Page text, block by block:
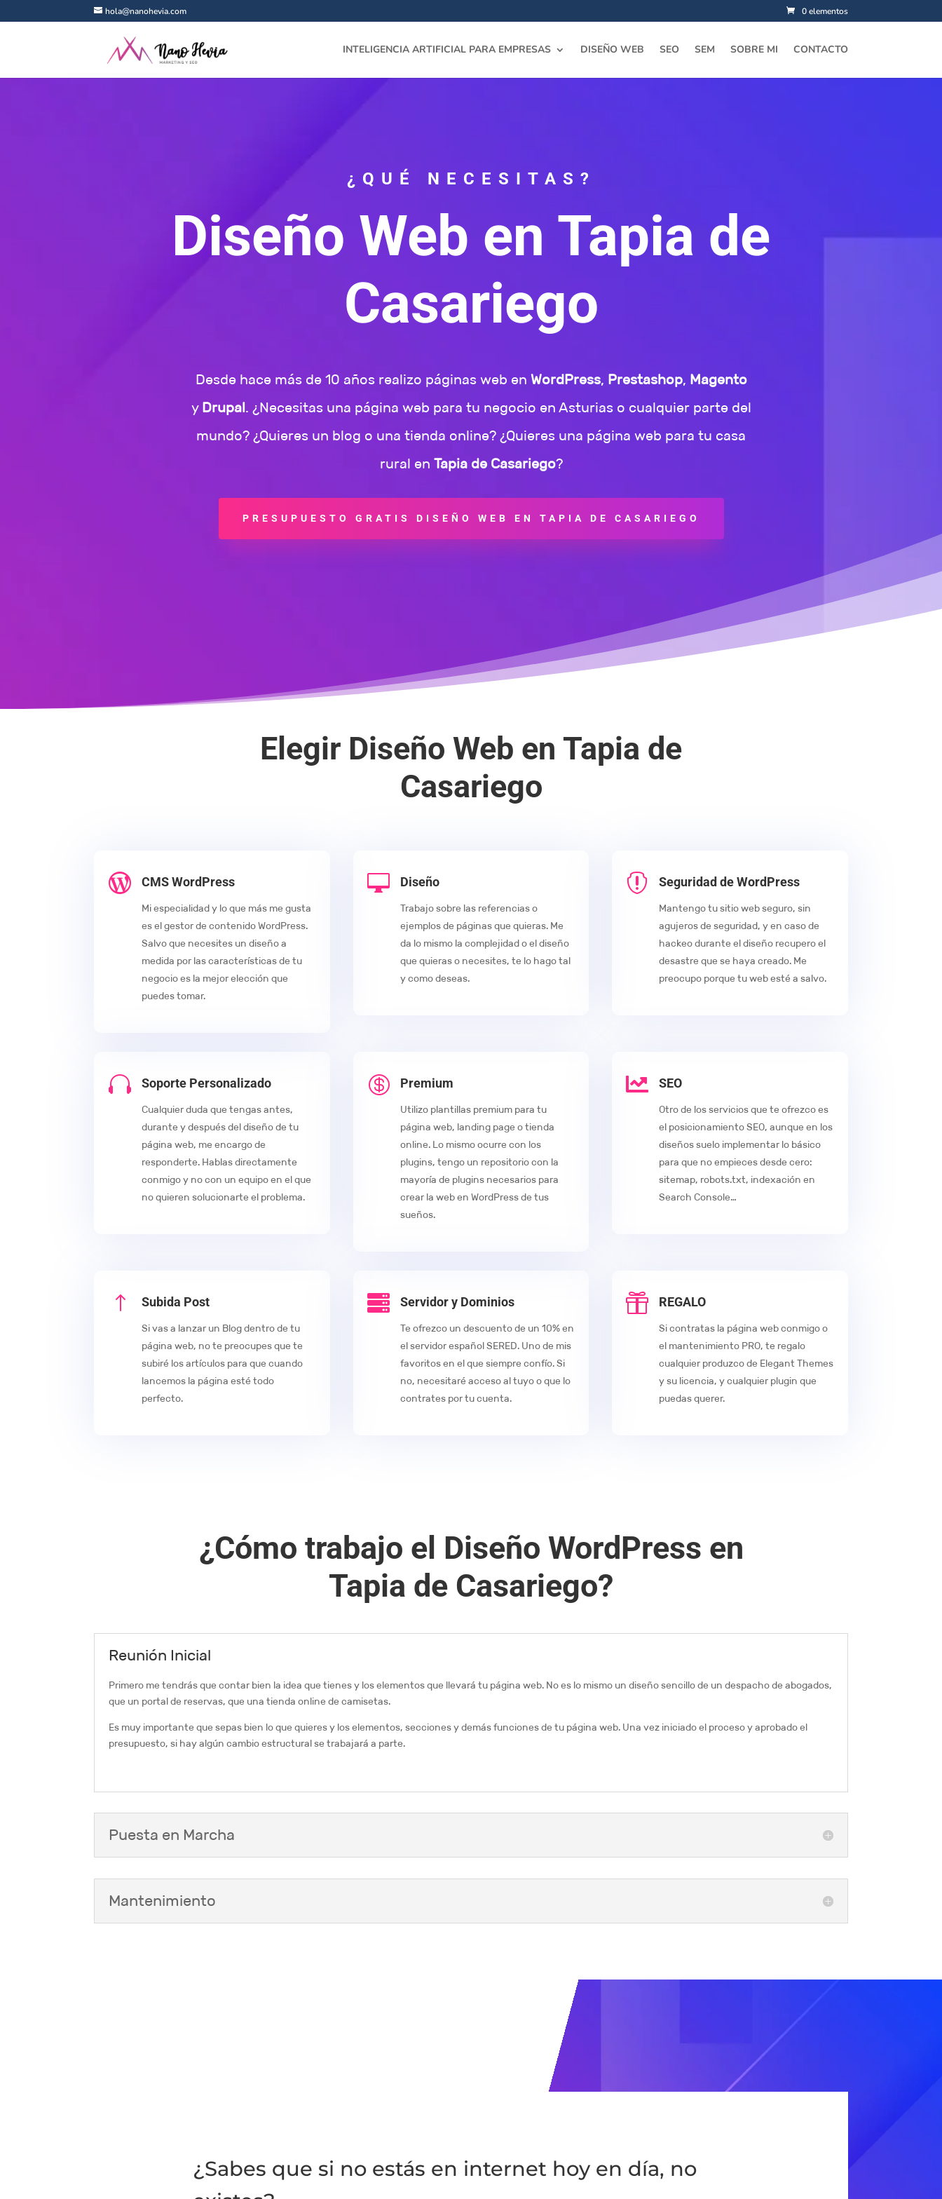
hola@nanohevia.com 0 elementos
INTELIGENCIA ARTIFICIAL PARA EMPRESAS DISEÑO WEB SEO SEM SOBRE MI CONTACTO
¿QUÉ NECESITAS?
Diseño Web en Tapia de
Casariego
Desde hace más de 10 años realizo páginas web en WordPress, Prestashop, Magento
y Drupal. ¿Necesitas una página web para tu negocio en Asturias o cualquier parte del
mundo? ¿Quieres un blog o una tienda online? ¿Quieres una página web para tu casa
rural en Tapia de Casariego?
PRESUPUESTO GRATIS DISEÑO WEB EN TAPIA DE CASARIEGO
Elegir Diseño Web en Tapia de
Casariego
 CMS WordPress
Mi especialidad y lo que más me gusta
es el gestor de contenido WordPress.
Salvo que necesites un diseño a
medida por las características de tu
negocio es la mejor elección que
puedes tomar.
 Diseño
Trabajo sobre las referencias o
ejemplos de páginas que quieras. Me
da lo mismo la complejidad o el diseño
que quieras o necesites, te lo hago tal
y como deseas.
 Seguridad de WordPress
Mantengo tu sitio web seguro, sin
agujeros de seguridad, y en caso de
hackeo durante el diseño recupero el
desastre que se haya creado. Me
preocupo porque tu web esté a salvo.
 Soporte Personalizado
Cualquier duda que tengas antes,
durante y después del diseño de tu
página web, me encargo de
responderte. Hablas directamente
conmigo y no con un equipo en el que
no quieren solucionarte el problema.
 Premium
Utilizo plantillas premium para tu
página web, landing page o tienda
online. Lo mismo ocurre con los
plugins, tengo un repositorio con la
mayoría de plugins necesarios para
crear la web en WordPress de tus
sueños.
 SEO
Otro de los servicios que te ofrezco es
el posicionamiento SEO, aunque en los
diseños suelo implementar lo básico
para que no empieces desde cero:
sitemap, robots.txt, indexación en
Search Console…
! Subida Post
Si vas a lanzar un Blog dentro de tu
página web, no te preocupes que te
subiré los artículos para que cuando
lancemos la página esté todo
perfecto.
 Servidor y Dominios
Te ofrezco un descuento de un 10% en
el servidor español SERED. Uno de mis
favoritos en el que siempre confío. Si
no, necesitaré acceso al tuyo o que lo
contrates por tu cuenta.
 REGALO
Si contratas la página web conmigo o
el mantenimiento PRO, te regalo
cualquier produzco de Elegant Themes
y su licencia, y cualquier plugin que
puedas querer.
¿Cómo trabajo el Diseño WordPress en
Tapia de Casariego?
Reunión Inicial
Primero me tendrás que contar bien la idea que tienes y los elementos que llevará tu página web. No es lo mismo un diseño sencillo de un despacho de abogados,
que un portal de reservas, que una tienda online de camisetas.
Es muy importante que sepas bien lo que quieres y los elementos, secciones y demás funciones de tu página web. Una vez iniciado el proceso y aprobado el
presupuesto, si hay algún cambio estructural se trabajará a parte.
Puesta en Marcha
Mantenimiento
¿Sabes que si no estás en internet hoy en día, no